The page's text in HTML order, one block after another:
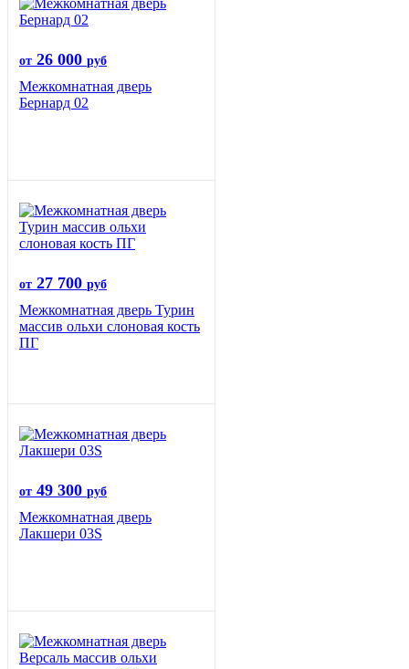
от 26 000 руб
Межкомнатная дверь
Бернард 02
от 27 700 руб
Межкомнатная дверь Турин
массив ольхи слоновая кость
ПГ
от 49 300 руб
Межкомнатная дверь
Лакшери 03S